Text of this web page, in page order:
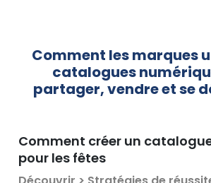
Comment les marques
catalogues
partager, vendre et se
Comment créer un
pour les fêtes